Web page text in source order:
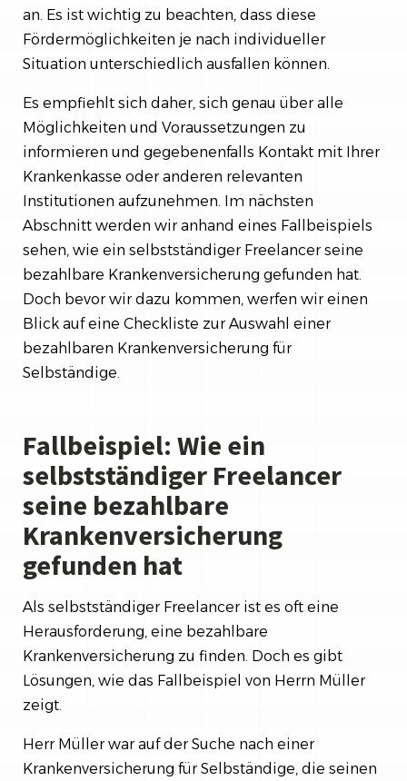
an. Es ist wichtig zu beachten, dass diese
Fördermöglichkeiten je nach individueller
Situation unterschiedlich ausfallen können.
Es empfiehlt sich daher, sich genau über alle
Möglichkeiten und Voraussetzungen zu
informieren und gegebenenfalls Kontakt mit Ihrer
Krankenkasse oder anderen relevanten
Institutionen aufzunehmen. Im nächsten
Abschnitt werden wir anhand eines Fallbeispiels
sehen, wie ein selbstständiger Freelancer seine
bezahlbare Krankenversicherung gefunden hat.
Doch bevor wir dazu kommen, werfen wir einen
Blick auf eine Checkliste zur Auswahl einer
bezahlbaren Krankenversicherung für
Selbständige.
Fallbeispiel: Wie ein
selbstständiger Freelancer
seine bezahlbare
Krankenversicherung
gefunden hat
Als selbstständiger Freelancer ist es oft eine
Herausforderung, eine bezahlbare
Krankenversicherung zu finden. Doch es gibt
Lösungen, wie das Fallbeispiel von Herrn Müller
zeigt.
Herr Müller war auf der Suche nach einer
Krankenversicherung für Selbständige, die seinen